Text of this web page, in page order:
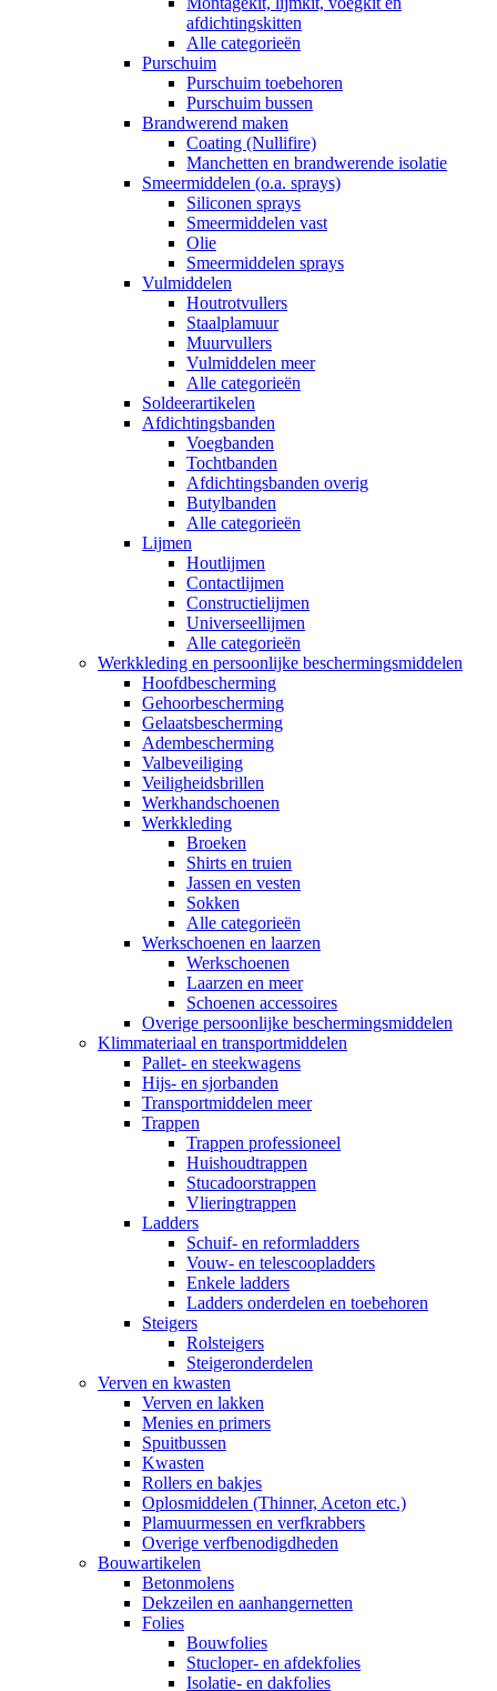
afdichtingskitten
Alle categorieën
Purschuim
Purschuim toebehoren
Purschuim bussen
Brandwerend maken
Coating (Nullifire)
Manchetten en brandwerende isolatie
Smeermiddelen (o.a. sprays)
Siliconen sprays
Smeermiddelen vast
Olie
Smeermiddelen sprays
Vulmiddelen
Houtrotvullers
Staalplamuur
Muurvullers
Vulmiddelen meer
Alle categorieën
Soldeerartikelen
Afdichtingsbanden
Voegbanden
Tochtbanden
Afdichtingsbanden overig
Butylbanden
Alle categorieën
Lijmen
Houtlijmen
Contactlijmen
Constructielijmen
Universeellijmen
Alle categorieën
Werkkleding en persoonlijke beschermingsmiddelen
Hoofdbescherming
Gehoorbescherming
Gelaatsbescherming
Adembescherming
Valbeveiliging
Veiligheidsbrillen
Werkhandschoenen
Werkkleding
Broeken
Shirts en truien
Jassen en vesten
Sokken
Alle categorieën
Werkschoenen en laarzen
Werkschoenen
Laarzen en meer
Schoenen accessoires
Overige persoonlijke beschermingsmiddelen
Klimmateriaal en transportmiddelen
Pallet- en steekwagens
Hijs- en sjorbanden
Transportmiddelen meer
Trappen
Trappen professioneel
Huishoudtrappen
Stucadoorstrappen
Vlieringtrappen
Ladders
Schuif- en reformladders
Vouw- en telescoopladders
Enkele ladders
Ladders onderdelen en toebehoren
Steigers
Rolsteigers
Steigeronderdelen
Verven en kwasten
Verven en lakken
Menies en primers
Spuitbussen
Kwasten
Rollers en bakjes
Oplosmiddelen (Thinner, Aceton etc.)
Plamuurmessen en verfkrabbers
Overige verfbenodigdheden
Bouwartikelen
Betonmolens
Dekzeilen en aanhangernetten
Folies
Bouwfolies
Stucloper- en afdekfolies
Isolatie- en dakfolies